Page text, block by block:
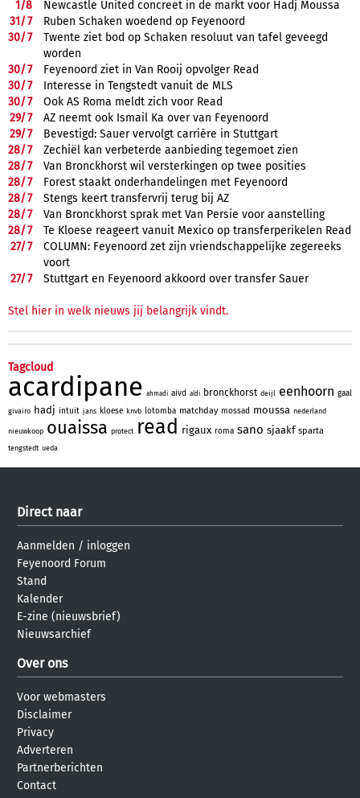
1/8
Newcastle United concreet in de markt voor Hadj Moussa
31/7
Ruben Schaken woedend op Feyenoord
30/7
Twente ziet bod op Schaken resoluut van tafel geveegd
worden
30/7
Feyenoord ziet in Van Rooij opvolger Read
30/7
Interesse in Tengstedt vanuit de MLS
30/7
Ook AS Roma meldt zich voor Read
29/7
AZ neemt ook Ismail Ka over van Feyenoord
29/7
Bevestigd: Sauer vervolgt carrière in Stuttgart
28/7
Zechiël kan verbeterde aanbieding tegemoet zien
28/7
Van Bronckhorst wil versterkingen op twee posities
28/7
Forest staakt onderhandelingen met Feyenoord
28/7
Stengs keert transfervrij terug bij AZ
28/7
Van Bronckhorst sprak met Van Persie voor aanstelling
28/7
Te Kloese reageert vanuit Mexico op transferperikelen Read
27/7
COLUMN: Feyenoord zet zijn vriendschappelijke zegereeks
voort
27/7 Stuttgart en Feyenoord akkoord over transfer Sauer
Stel hier in welk nieuws jij belangrijk vindt.
Tagcloud
acardipane ahmadi aivd aldi bronckhorst deijl eenhoorn gaal
givairo hadj intuit jans kloese knvb lotomba matchday mossad moussa nederland
nieuwkoop ouaissa protect read rigaux roma sano sjaakf sparta
tengstedt ueda
Direct naar
Aanmelden / inloggen
Feyenoord Forum
Stand
Kalender
E-zine (nieuwsbrief)
Nieuwsarchief
Over ons
Voor webmasters
Disclaimer
Privacy
Adverteren
Partnerberichten
Contact